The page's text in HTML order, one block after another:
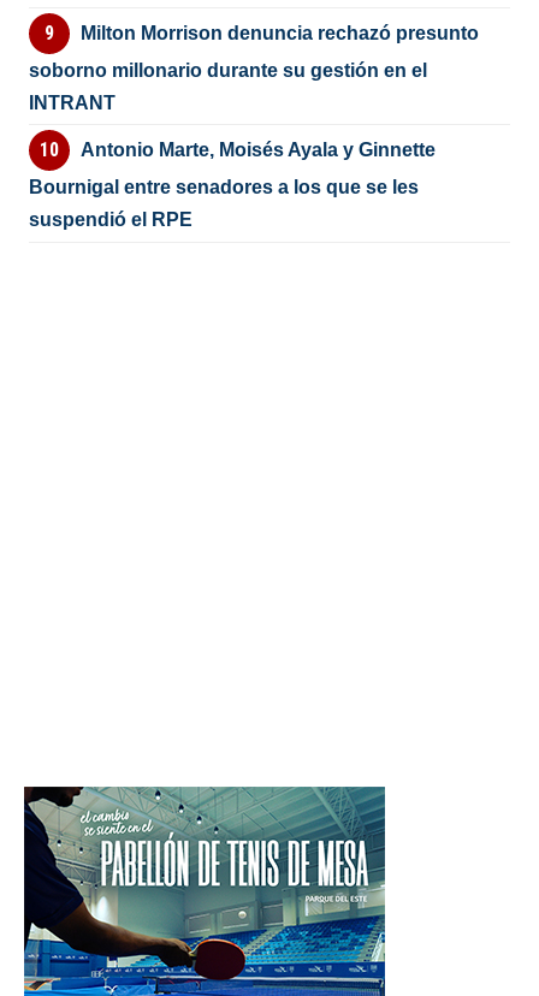
Milton Morrison denuncia rechazó presunto
soborno millonario durante su gestión en el
INTRANT
Antonio Marte, Moisés Ayala y Ginnette
Bournigal entre senadores a los que se les
suspendió el RPE